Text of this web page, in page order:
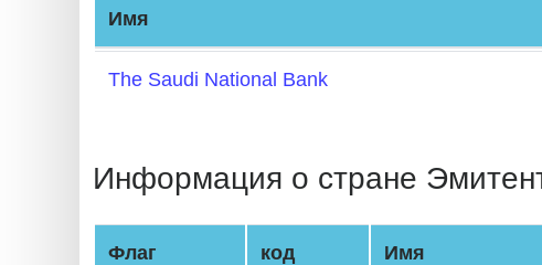
Credit
Card
Generator
Card
Generator
Generate
Имя
The Saudi National Bank
Информация о стране
Флаг код Имя